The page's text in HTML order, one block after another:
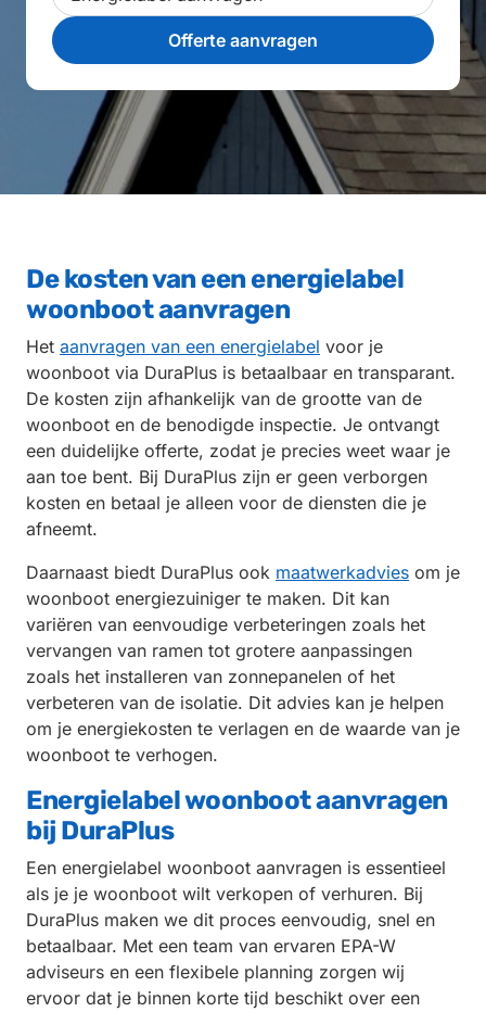
De kosten van een energielabel
woonboot aanvragen
Het aanvragen van een energielabel voor je
woonboot via DuraPlus is betaalbaar en transparant.
De kosten zijn afhankelijk van de grootte van de
woonboot en de benodigde inspectie. Je ontvangt
een duidelijke offerte, zodat je precies weet waar je
aan toe bent. Bij DuraPlus zijn er geen verborgen
kosten en betaal je alleen voor de diensten die je
afneemt.
Daarnaast biedt DuraPlus ook maatwerkadvies om je
woonboot energiezuiniger te maken. Dit kan
variëren van eenvoudige verbeteringen zoals het
vervangen van ramen tot grotere aanpassingen
zoals het installeren van zonnepanelen of het
verbeteren van de isolatie. Dit advies kan je helpen
om je energiekosten te verlagen en de waarde van je
woonboot te verhogen.
Energielabel woonboot aanvragen
bij DuraPlus
Een energielabel woonboot aanvragen is essentieel
als je je woonboot wilt verkopen of verhuren. Bij
DuraPlus maken we dit proces eenvoudig, snel en
betaalbaar. Met een team van ervaren EPA-W
adviseurs en een flexibele planning zorgen wij
ervoor dat je binnen korte tijd beschikt over een